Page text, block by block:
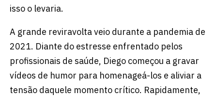
isso o levaria.
A grande reviravolta veio durante a pandemia de
2021. Diante do estresse enfrentado pelos
profissionais de saúde, Diego começou a gravar
vídeos de humor para homenageá-los e aliviar a
tensão daquele momento crítico. Rapidamente,